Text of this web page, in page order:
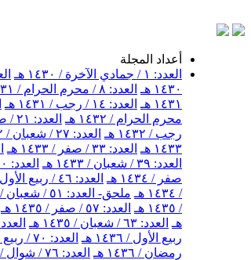
أعداد المجلة
العدد: ١ / جمادي الآخرة / ١٤٣٠ هـ
١٤٣٠ هـ
العدد: ٨ / محرم الحرام / ١٤٣١ هـ
١٤٣١ هـ
العدد: ١٤ / رجب / ١٤٣١ هـ
محرم الحرام / ١٤٣٢ هـ
العدد: ٢١ / صفر / ١٤٣٢ هـ
رجب / ١٤٣٢ هـ
العدد: ٢٧ / شعبان / ١٤٣٢ هـ
١٤٣٣ هـ
العدد: ٣٣ / صفر / ١٤٣٣ هـ
العدد: ٣٩ / شعبان / ١٤٣٣ هـ
العدد: ٤٠ / رمضان / ١٤٣٣ هـ
صفر / ١٤٣٤ هـ
العدد: ٤٦ / ربيع الأول / ١٤٣٤ هـ
/ ١٤٣٤ هـ
ملحق- العدد: ٥١ / شعبان / ١٤٣٤ هـ
/ ١٤٣٥ هـ
العدد: ٥٧ / صفر / ١٤٣٥ هـ
هـ العدد: ٦٣ / شعبان / ١٤٣٥ هـ العدد: ٦٤ / شوال /
ربيع الأول / ١٤٣٦ هـ
العدد: ٧٠ / ربيع الثاني / ١٤٣٦ هـ
رمضان / ١٤٣٦ هـ
العدد: ٧٦ / شوال / ١٤٣٦ هـ